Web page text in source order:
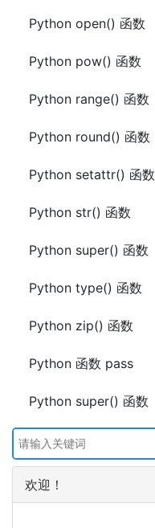
Python open() 函数
Python pow() 函数
Python range() 函数
Python round() 函数
Python setattr() 函数
Python str() 函数
Python super() 函数
Python type() 函数
Python zip() 函数
Python 函数 pass
Python super() 函数
欢迎！